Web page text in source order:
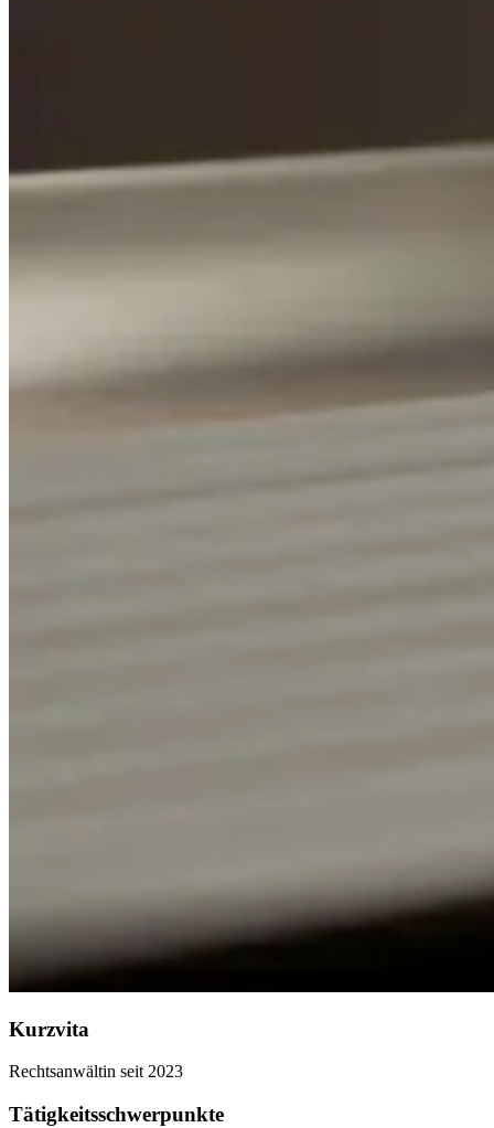
Kurzvita
Rechtsanwältin seit 2023
Tätigkeitsschwerpunkte